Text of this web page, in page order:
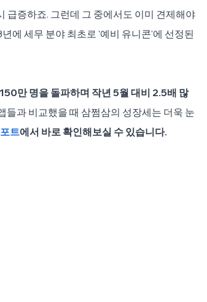
급증하죠. 그런데 그 중에서도 이미 견제해야
에 세무 분야 최초로 '예비 유니콘'에 선정된
만 명을 돌파하며 작년 5월 대비 2.5배 많
들과 비교했을 때 삼쩜삼의 성장세는 더욱 눈
트에서 바로 확인해보실 수 있습니다.